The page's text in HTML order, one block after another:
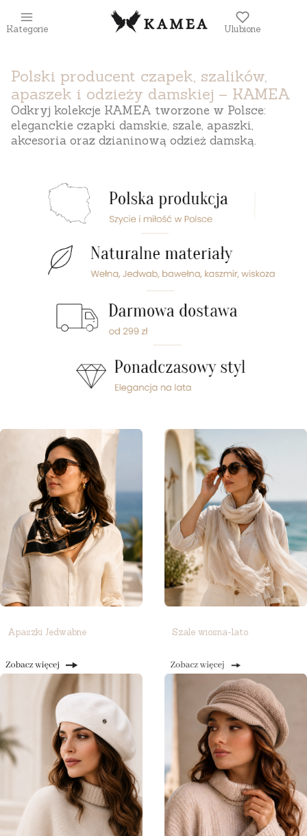
Kategorie Ulubione
Polski producent czapek, szalików,
apaszek i odzieży damskiej – KAMEA
Odkryj kolekcje KAMEA tworzone w Polsce:
eleganckie czapki damskie, szale, apaszki,
akcesoria oraz dzianinową odzież damską.
Apaszki Jedwabne Szale wiosna-lato